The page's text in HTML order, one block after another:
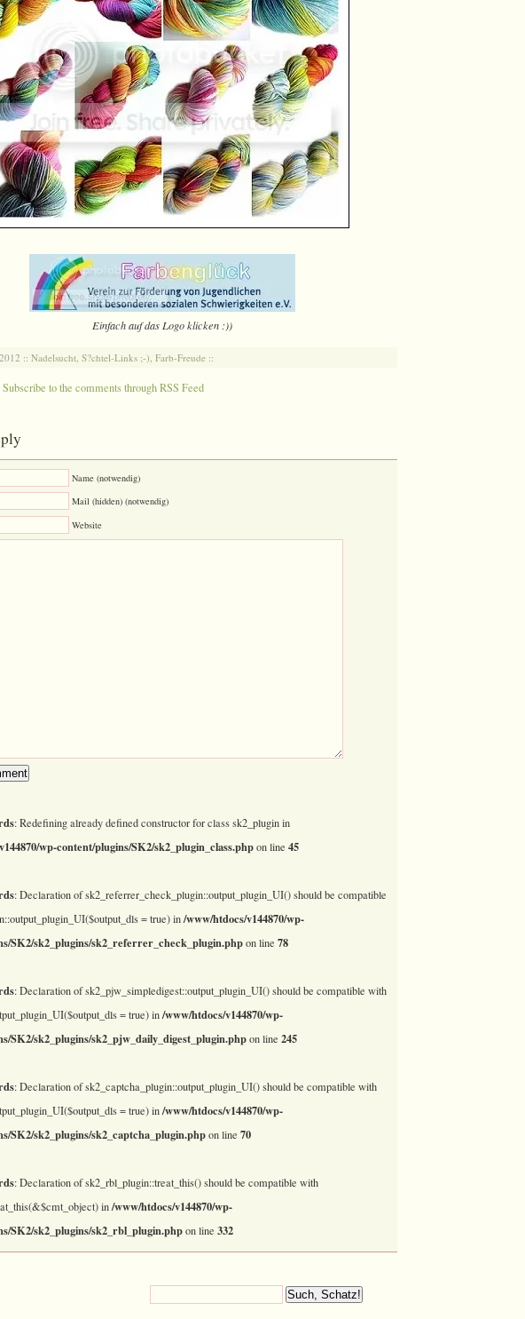
Einfach auf das Logo klicken :))
:: Nadelsucht, S?chtel-Links ;-), Farb-Freude::
Subscribe to the comments through RSS Feed
Name (notwendig)
Mail (hidden) (notwendig)
Website
: Redefining already defined constructor for class sk2_plugin in
wp-content/plugins/SK2/sk2_plugin_class.phpon line 45
: Declaration of sk2_referrer_check_plugin::output_plugin_UI() should be compatible
= true) in/www/htdocs/v144870/wp-
SK2/sk2_plugins/sk2_referrer_check_plugin.phpon line 78
: Declaration of sk2_pjw_simpledigest::output_plugin_UI() should be compatible with
= true) in/www/htdocs/v144870/wp-
SK2/sk2_plugins/sk2_pjw_daily_digest_plugin.phpon line 245
: Declaration of sk2_captcha_plugin::output_plugin_UI() should be compatible with
= true) in/www/htdocs/v144870/wp-
SK2/sk2_plugins/sk2_captcha_plugin.phpon line 70
: Declaration of sk2_rbl_plugin::treat_this() should be compatible with
in/www/htdocs/v144870/wp-
SK2/sk2_plugins/sk2_rbl_plugin.phpon line 332